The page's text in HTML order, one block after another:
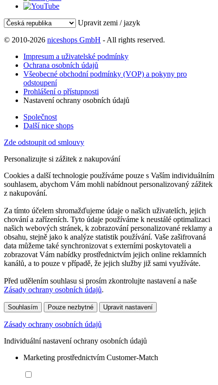
Upravit zemi / jazyk
© 2010-2026 niceshops GmbH - All rights reserved.
Impresum a uživatelské podmínky
Ochrana osobních údajů
Všeobecné obchodní podmínky (VOP) a pokyny pro
odstoupení
Prohlášení o přístupnosti
Nastavení ochrany osobních údajů
Společnost
Další nice shops
Zde odstoupit od smlouvy
Personalizujte si zážitek z nakupování
Cookies a další technologie používáme pouze s Vaším individuálním
souhlasem, abychom Vám mohli nabídnout personalizovaný zážitek
z nakupování.
Za tímto účelem shromažďujeme údaje o našich uživatelích, jejich
chování a zařízeních. Tyto údaje používáme k neustálé optimalizaci
našich webových stránek, k zobrazování personalizované reklamy a
obsahu, stejně jako k analýze statistik používání. Vaše zašifrovaná
data můžeme také synchronizovat s externími poskytovateli a
zobrazovat Vám nabídky prostřednictvím jejich online reklamních
kanálů, a to pouze v případě, že jejich služby již sami využíváte.
Před udělením souhlasu si prosím zkontrolujte nastavení a naše
Zásady ochrany osobních údajů.
Souhlasím Pouze nezbytné Upravit nastavení
Zásady ochrany osobních údajů
Individuální nastavení ochrany osobních údajů
Marketing prostřednictvím Customer-Match